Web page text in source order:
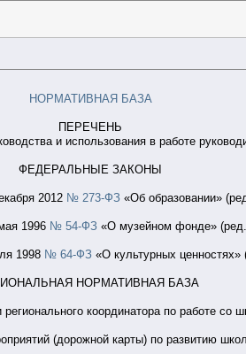
НОРМАТИВНАЯ БАЗА
ПЕРЕЧЕНЬ
и использования в работе
ФЕДЕРАЛЬНЫЕ ЗАКОНЫ
2012 № 273-ФЗ«Об образовании»
1996 № 54-ФЗ«О музейном фонде»
1998 № 64-ФЗ «О культурных ценностях»
НОРМАТИВНАЯ БАЗА
координатора по работе со
(дорожной карты) по развитию